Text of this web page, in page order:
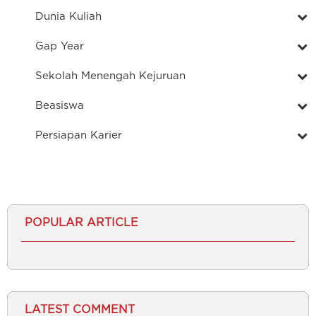
Dunia Kuliah
Gap Year
Sekolah Menengah Kejuruan
Beasiswa
Persiapan Karier
POPULAR ARTICLE
LATEST COMMENT